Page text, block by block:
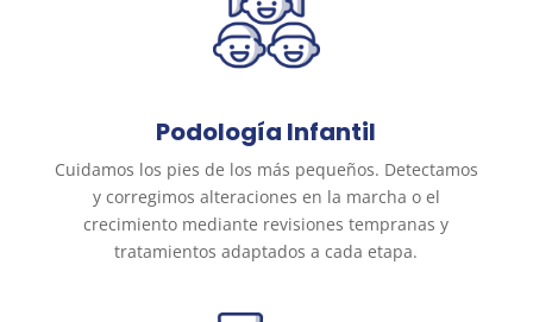
Podología Infantil
Cuidamos los pies de los más pequeños. Detectamos
y corregimos alteraciones en la marcha o el
crecimiento mediante revisiones tempranas y
tratamientos adaptados a cada etapa.